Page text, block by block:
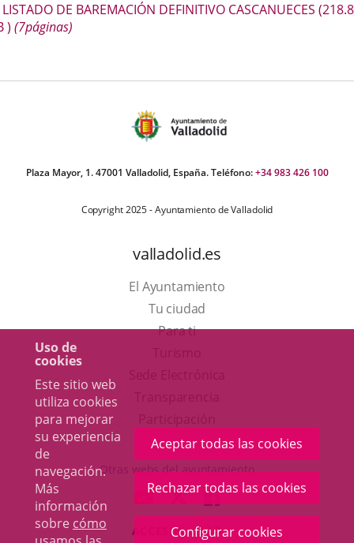
Uso de
cookies
Este sitio web
utiliza cookies
para mejorar
su experiencia
de
navegación.
Más
información
sobre cómo
Aceptar todas las cookies
Rechazar todas las cookies
Configurar cookies
LISTADO DE BAREMACIÓN DEFINITIVO CASCANUECES (218.8
) (7páginas)
Plaza Mayor, 1. 47001 Valladolid, España. Teléfono:+34 983 426 100
Copyright 2025 - Ayuntamiento de Valladolid
valladolid.es
El Ayuntamiento
Tu ciudad
Para ti
en
una
ventana
nueva.
aplicación
externa.
Otras webs del ayuntamiento
ENLACE
A
UNA
ENLACE
A
UNA
ENLACE
A
UNA
ACCESIBILIDAD